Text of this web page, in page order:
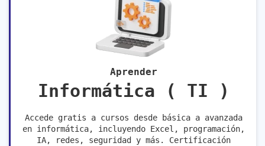
Aprender
Informática ( TI )
Accede gratis a cursos desde básica a avanzada
en informática, incluyendo Excel, programación,
IA, redes, seguridad y más. Certificación